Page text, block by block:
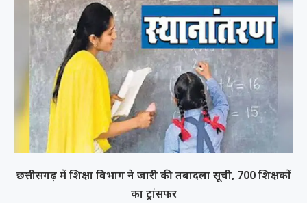
छत्तीसगढ़ में शिक्षा विभाग ने जारी की तबादला सूची, 700 शिक्षकों
का ट्रांसफर